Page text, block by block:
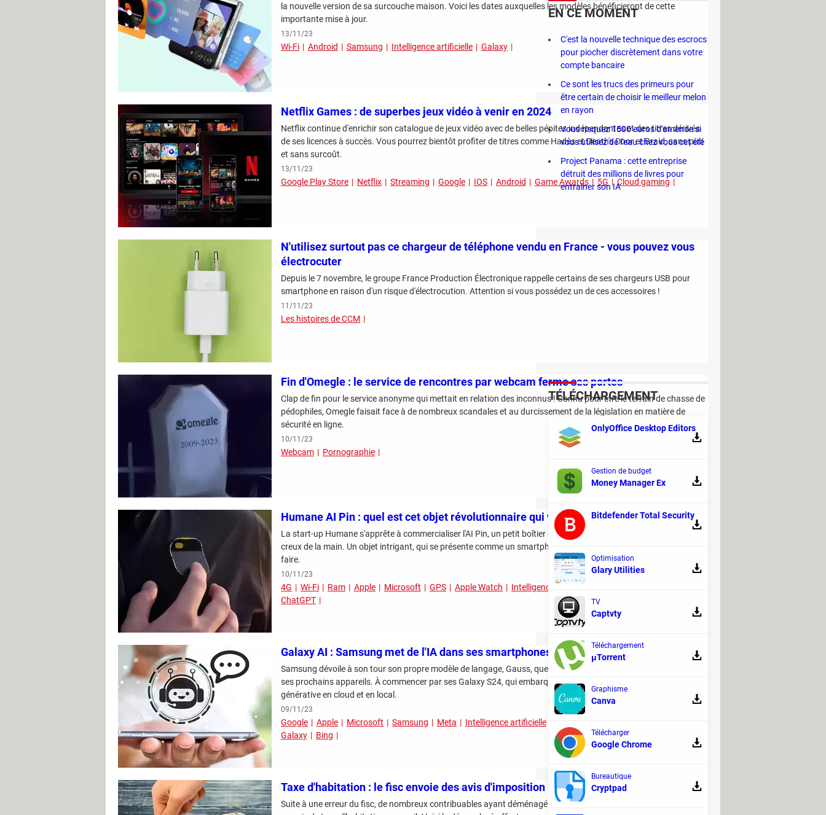
la nouvelle version de sa surcouche maison. Voici les dates auxquelles les modèles bénéficieront de cette
importante mise à jour.
13/11/23
Wi-Fi Android Samsung Intelligence artificielle Galaxy
Netflix Games : de superbes jeux vidéo à venir en 2024
Netflix continue d'enrichir son catalogue de jeux vidéo avec de belles pépites indépendantes et des titres dérivés
de ses licences à succès. Vous pourrez bientôt profiter de titres comme Hadès et Death's Door et Braid, sans pub
et sans surcoût.
13/11/23
Google Play Store Netflix Streaming Google IOS Android Game Awards 5G Cloud gaming
N'utilisez surtout pas ce chargeur de téléphone vendu en France - vous pouvez vous
électrocuter
Depuis le 7 novembre, le groupe France Production Électronique rappelle certains de ses chargeurs USB pour
smartphone en raison d'un risque d'électrocution. Attention si vous possédez un de ces accessoires !
11/11/23
Les histoires de CCM
Fin d'Omegle : le service de rencontres par webcam ferme ses portes
Clap de fin pour le service anonyme qui mettait en relation des inconnus ! Connu pour être le terrain de chasse de
pédophiles, Omegle faisait face à de nombreux scandales et au durcissement de la législation en matière de
sécurité en ligne.
10/11/23
Webcam Pornographie
Humane AI Pin : quel est cet objet révolutionnaire qui veut remplacer le smartphone ?
La start-up Humane s'apprête à commercialiser l'AI Pin, un petit boîtier dopé à l'IA qui projette les informations au
creux de la main. Un objet intrigant, qui se présente comme un smartphone sans écran et un assistant à tout
faire.
10/11/23
4G Wi-Fi Ram Apple Microsoft GPS Apple Watch Intelligence artificielle
ChatGPT
Galaxy AI : Samsung met de l'IA dans ses smartphones
Samsung dévoile à son tour son propre modèle de langage, Gauss, que le constructeur compte bien intégrer à
ses prochains appareils. À commencer par ses Galaxy S24, qui embarqueront Galaxy AI, sa première IA
générative en cloud et en local.
09/11/23
Google Apple Microsoft Samsung Meta Intelligence artificielle
Galaxy
Bing
Taxe d'habitation : le fisc envoie des avis d'imposition par erreur
Suite à une erreur du fisc, de nombreux contribuables ayant déménagé récemment reçoivent en ce moment à tort
EN CE MOMENT
C'est la nouvelle technique des escrocs
pour piocher discrètement dans votre
compte bancaire
Ce sont les trucs des primeurs pour
être certain de choisir le meilleur melon
en rayon
Vous risquez 1500 euros d'amende si
vous utilisez de l'eau chez vous cet été
Project Panama : cette entreprise
détruit des millions de livres pour
entraîner son IA
TÉLÉCHARGEMENT
OnlyOffice Desktop Editors
Gestion de budget
Money Manager Ex
Bitdefender Total Security
Optimisation
Glary Utilities
TV
Captvty
Téléchargement
μTorrent
Graphisme
Canva
Télécharger
Google Chrome
Bureautique
Cryptpad